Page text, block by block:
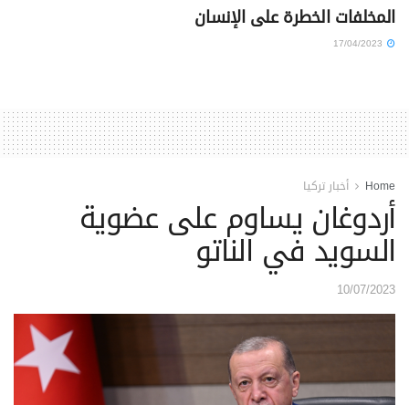
المخلفات الخطرة على الإنسان
Home أخبار تركيا
أردوغان يساوم على عضوية
السويد في الناتو
10/07/2023